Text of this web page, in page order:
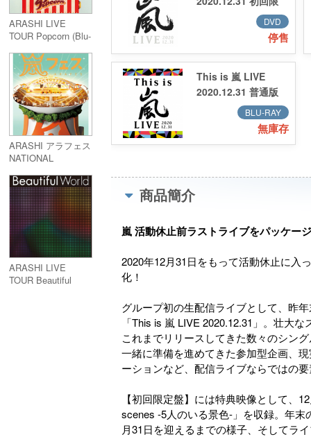
ARASHI LIVE
TOUR Popcorn (Blu-
ARASHI アラフェス
NATIONAL
(Blu-ray)
ARASHI LIVE
TOUR Beautiful
定版DVD (3DVD) 台
DVD
停售
This is 嵐 LIVE
2020.12.31 普通版
Blu-ray 台壓BLU-RAY
無庫存
商品簡介
嵐 活動休止前ラストライブをパッケー
2020年12月31日をもって活動休止に入
化！
グループ初の生配信ライブとして、昨
「This is 嵐 LIVE 2020.12.31」。壮大
これまでリリースしてきた数々のシン
一緒に準備を進めてきた参加型企画、
ーションなど、配信ライブならではの
【初回限定盤】には特典映像として、
scenes -5人のいる景色-」を収録。年
月31日を迎えるまでの様子、そしてラ